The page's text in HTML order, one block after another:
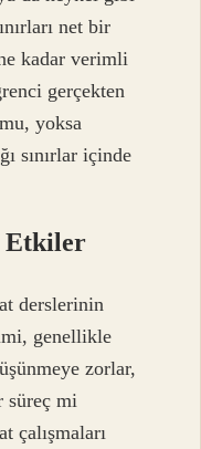
net bir
kadar verimli
gerçekten
yoksa
sınırlar içinde
Etkiler
derslerinin
genellikle
zorlar,
süreç mi
çalışmaları